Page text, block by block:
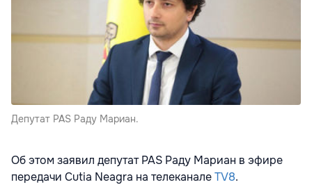
Депутат PAS Раду Мариан.
Об этом заявил депутат PAS Раду Мариан в эфире
передачи Cutia Neagra на телеканалеTV8.